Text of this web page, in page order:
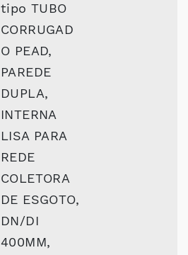
tipo TUBO
CORRUGAD
O PEAD,
PAREDE
DUPLA,
INTERNA
LISA PARA
REDE
COLETORA
DE ESGOTO,
DN/DI
400MM,